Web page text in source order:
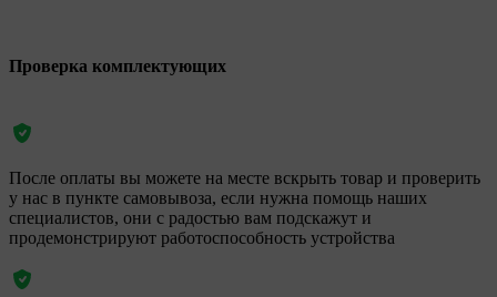
Проверка комплектующих
После оплаты вы можете на месте вскрыть товар и проверить
у нас в пункте самовывоза, если нужна помощь наших
специалистов, они с радостью вам подскажут и
продемонстрируют работоспособность устройства